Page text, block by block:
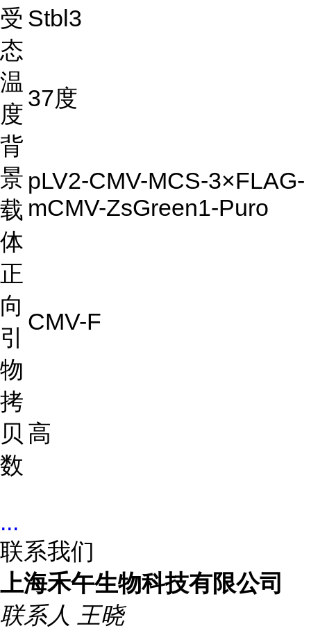
受
态
Stbl3
温
度
37度
背
景
载
体
pLV2-CMV-MCS-3×FLAG-
mCMV-ZsGreen1-Puro
正
向
引
物
CMV-F
拷
贝
数
高
...
联系我们
上海禾午生物科技有限公司
联系人 王晓